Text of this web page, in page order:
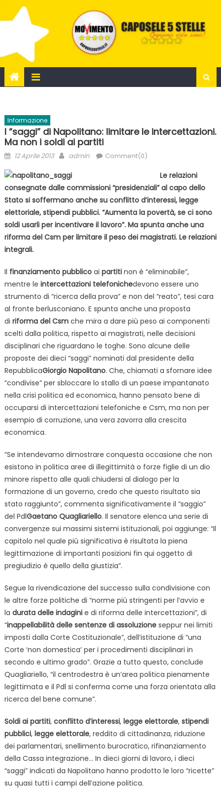
to
Informazione
I “saggi” di Napolitano: limitare le intercettazioni.
Ma non i soldi ai partiti
Posted
12 Aprile 2013 Author
admin Comment(0)
Le relazioni
consegnate dalle commissioni “presidenziali” al capo dello
Stato si soffermano anche su conflitto d’interessi, legge
elettoriale, stipendi pubblici. “Aumenta la povertà, se ci sono
soldi usarli per incentivare il lavoro”. Ma spunta anche una
riforma del Csm per limitare il peso dei magistrati. Le relazioni
integrali.
Il finanziamento pubblicoai partitinon è “eliminabile”,
mentre le intercettazioni telefonichedevono essere uno
strumento di “ricerca della prova” e non del “reato”, tesi cara
al fronte berlusconiano. E spunta anche una proposta
di riforma del Csmche mira a dare più peso ai componenti
scelti dalla politica, rispetto ai magistrati, nelle decisioni
disciplinari che riguardano le toghe. Sono alcune delle
proposte dei dieci “saggi” nominati dal presidente della
RepubblicaGiorgio Napolitano. Che, chiamati a sfornare idee
“condivise” per sbloccare lo stallo di un paese impantanato
nella crisi politica ed economica, hanno pensato bene di
occuparsi di intercettazioni telefoniche e Csm, ma non per
esempio di corruzione, una vera zavorra alla crescita
economica.
”Se intendevamo dimostrare conquesta occasione che non
esistono in politica aree di illegittimità o forze figlie di un dio
minore rispetto alle quali chiudersi al dialogo per la
formazione di un governo, credo che questo risultato sia
stato raggiunto”, commenta significativamente il “saggio”
del PdlGaetano Quagliariello. Il senatore elenca una serie di
convergenze sui massimi sistemi istituzionali, poi aggiunge: “Il
capitolo nel quale più significativa è risultata la piena
legittimazione di importanti posizioni fin qui oggetto di
pregiudizio è quello della giustizia”.
Segue la rivendicazione del successo sulla condivisione con
le altre forze politiche di “norme più stringenti per l’avvio e
la durata delle indaginie di riforma delle intercettazioni”, di
“inappellabilità delle sentenze di assoluzioneseppur nei limiti
imposti dalla Corte Costituzionale”, dell’istituzione di “una
Corte ‘non domestica’ per i procedimenti disciplinari in
secondo e ultimo grado”. Grazie a tutto questo, conclude
Quagliariello, “il centrodestra è un’area politica pienamente
legittimata e il Pdl si conferma come una forza orientata alla
ricerca del bene comune”.
Soldi ai partiti, conflitto d’interessi, legge elettorale, stipendi
pubblici, legge elettorale, reddito di cittadinanza, riduzione
dei parlamentari, snellimento burocratico, rifinanziamento
della Cassa integrazione… In dieci giorni di lavoro, i dieci
“saggi” indicati da Napolitano hanno prodotto le loro “ricette”
su quasi tutti i campi dell’azione politica.